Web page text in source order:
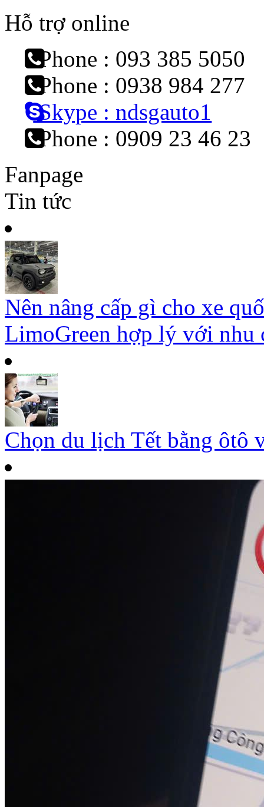
Hỗ trợ online
Phone : 093 385 5050
Phone : 0938 984 277
Skype : ndsgauto1
Phone : 0909 23 46 23
Fanpage
Tin tức
Nên nâng cấp gì cho xe
LimoGreen hợp lý với nhu
Chọn du lịch Tết bằng ôtô